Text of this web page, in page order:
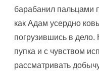
барабанил пальцами
как Адам усердно
погрузившись в
пупка и с чувством
рассматривать